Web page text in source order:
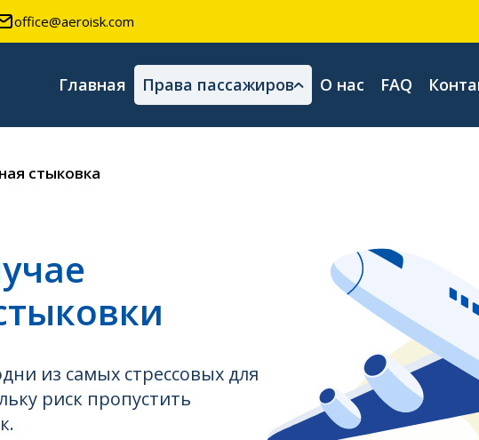
office@aeroisk.com
Главная Права пассажиров О нас FAQ
стыковка
из самых стрессовых для
риск пропустить